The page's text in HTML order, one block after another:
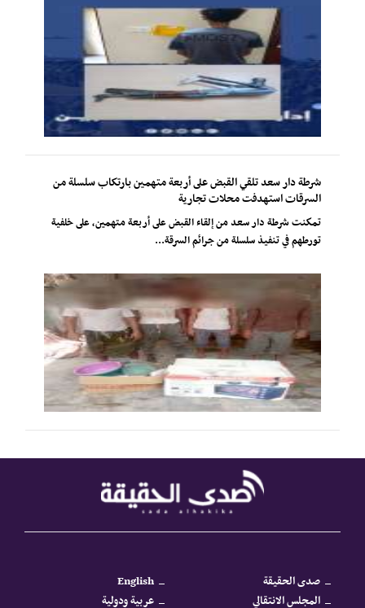
شرطة دار سعد تلقي القبض على أربعة متهمين بارتكاب سلسلة من
السرقات استهدفت محلات تجارية
تمكنت شرطة دار سعد من إلقاء القبض على أربعة متهمين، على خلفية
تورطهم في تنفيذ سلسلة من جرائم السرقة...
صدى الحقيقة
English
المجلس الانتقالي
عربية ودولية